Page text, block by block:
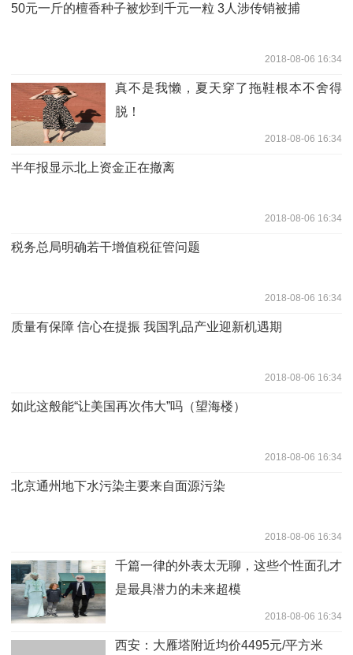
50元一斤的檀香种子被炒到千元一粒 3人涉传销被捕
2018-08-06 16:34
真不是我懒，夏天穿了拖鞋根本不舍得
脱！
2018-08-06 16:34
半年报显示北上资金正在撤离
2018-08-06 16:34
税务总局明确若干增值税征管问题
2018-08-06 16:34
质量有保障 信心在提振 我国乳品产业迎新机遇期
2018-08-06 16:34
如此这般能“让美国再次伟大”吗（望海楼）
2018-08-06 16:34
北京通州地下水污染主要来自面源污染
2018-08-06 16:34
千篇一律的外表太无聊，这些个性面孔才
是最具潜力的未来超模
2018-08-06 16:34
西安：大雁塔附近均价4495元/平方米